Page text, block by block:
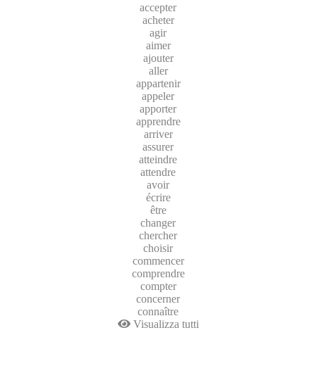
accepter
acheter
agir
aimer
ajouter
aller
appartenir
appeler
apporter
apprendre
arriver
assurer
atteindre
attendre
avoir
écrire
être
changer
chercher
choisir
commencer
comprendre
compter
concerner
connaître
Visualizza tutti